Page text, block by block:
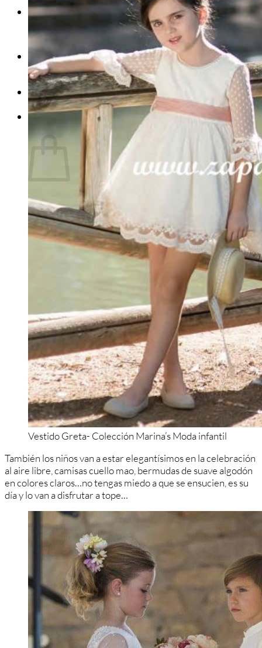
Zapatos OUTLET
Zapatos Niña OUTLET
Zapatos Niño OUTLET
Buscar
por:
Buscar
por:
0
Carrito
No hay productos en el carrito.
Volver a la tienda
Vestido Greta- Colección Marina’s Moda infantil
También los niños van a estar elegantísimos en la celebración
al aire libre, camisas cuello mao, bermudas de suave algodón
en colores claros…no tengas miedo a que se ensucien, es su
día y lo van a disfrutar a tope…